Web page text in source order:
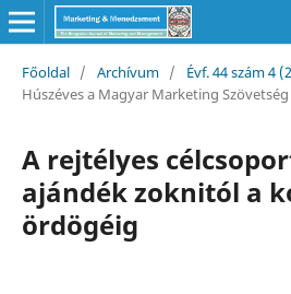
Főoldal / Archívum / Évf. 44 szám 4
Húszéves a Magyar Marketing Szövetség
A rejtélyes
ajándék zoknitól a
ördögéig